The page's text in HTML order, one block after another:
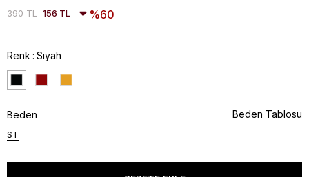
390 TL 156 TL 60
Renk Sıyah
Beden
ST
Beden Tablosu